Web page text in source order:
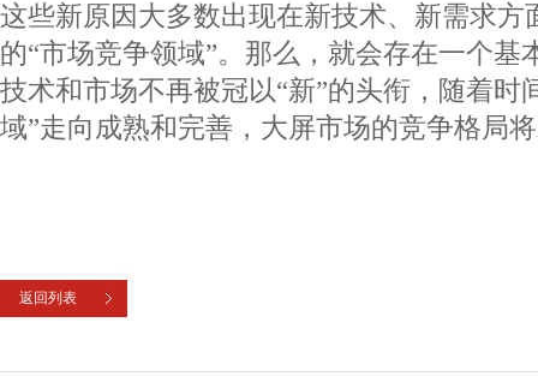
这些新原因大多数出现在新技术、新需求方
的“市场竞争领域”。那么，就会存在一个基
技术和市场不再被冠以“新”的头衔，随着时
域”走向成熟和完善，大屏市场的竞争格局
返回列表